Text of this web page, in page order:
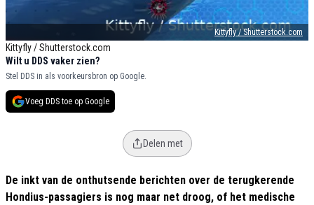
Kittyfly / Shutterstock.com
Kittyfly / Shutterstock.com
Wilt u DDS vaker zien?
Stel DDS in als voorkeursbron op Google.
Voeg DDS toe op Google
Delen met
De inkt van de onthutsende berichten over de terugkerende
Hondius-passagiers is nog maar net droog, of het medische